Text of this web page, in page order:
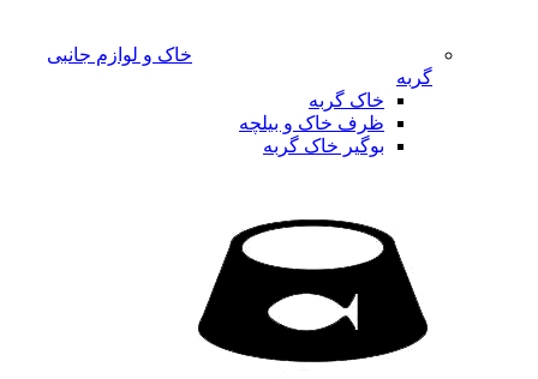
خاک و لوازم جانبی
گربه
خاک گربه
ظرف خاک و بیلچه
بوگیر خاک گربه